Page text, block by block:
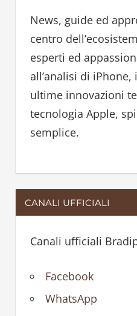
News, guide ed
centro
esperti ed
all’analisi di iPhone,
ultime innovazioni
tecnologia Apple,
semplice.
CANALI UFFICIALI
Canali ufficiali
Facebook
WhatsApp